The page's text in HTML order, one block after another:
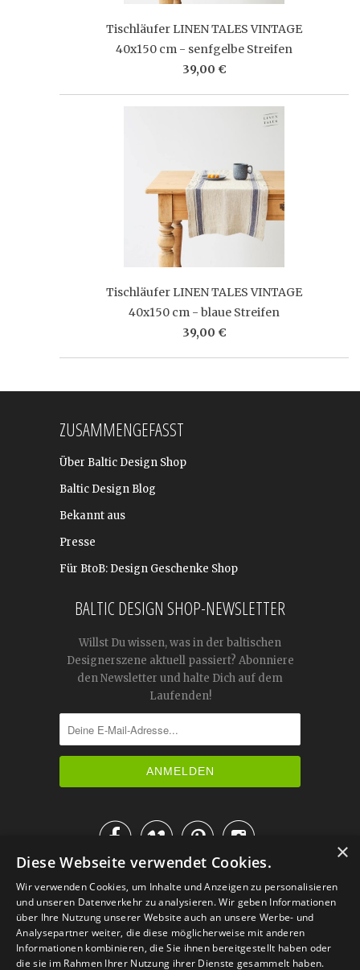
Tischläufer LINEN TALES VINTAGE
40x150 cm - senfgelbe Streifen
39,00 €
Tischläufer LINEN TALES VINTAGE
40x150 cm - blaue Streifen
39,00 €
ZUSAMMENGEFASST
Über Baltic Design Shop
Baltic Design Blog
Bekannt aus
Presse
Für BtoB: Design Geschenke Shop
BALTIC DESIGN SHOP-NEWSLETTER
Willst Du wissen, was in der baltischen
Designerszene aktuell passiert? Abonniere
den Newsletter und halte Dich auf dem
Laufenden!

IM KATALOG BLÄTTERN
×
Diese Webseite verwendet Cookies.
Wir verwenden Cookies, um Inhalte und Anzeigen zu personalisieren
und unseren Datenverkehr zu analysieren. Wir geben Informationen
über Ihre Nutzung unserer Website auch an unsere Werbe- und
Analysepartner weiter, die diese möglicherweise mit anderen
Informationen kombinieren, die Sie ihnen bereitgestellt haben oder
die sie im Rahmen Ihrer Nutzung ihrer Dienste gesammelt haben.